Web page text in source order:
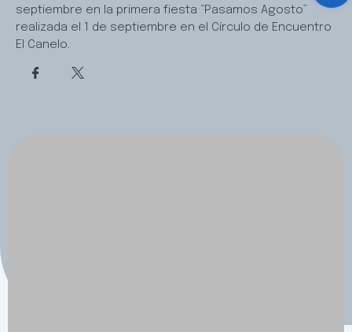
septiembre en la primera fiesta “Pasamos Agosto”
realizada el 1 de septiembre en el Círculo de Encuentro
El Canelo.